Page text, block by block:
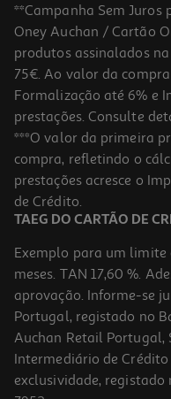
-20%
Iogurte Activia Bifidus
4.33 €/Kg
Price reduced from
2,49 €to
1,99 €
Promoção
**Campanha Sem
Oney Auchan / Cartão
produtos assinalados
75€. Ao valor da
Formalização até 6% e
prestações. Consulte
***O valor da primeira
compra, refletindo o
prestações acresce o
de Crédito.
TAEG DO CARTÃO DE
Exemplo para um limite
meses. TAN 17,60 %.
aprovação. Informe-se
Portugal, registado no
Auchan Retail Portugal,
Intermediário de
exclusividade, registado